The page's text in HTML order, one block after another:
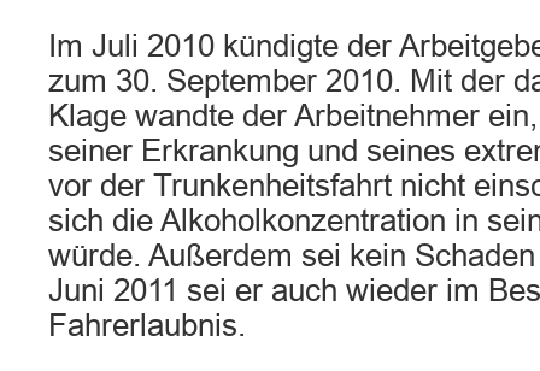
Im Juli 2010 kündigte der
zum 30. September 2010. Mit der
Klage wandte der Arbeitnehmer
seiner Erkrankung und seines
vor der Trunkenheitsfahrt nicht
sich die Alkoholkonzentration in
würde. Außerdem sei kein
Juni 2011 sei er auch wieder im
Fahrerlaubnis.